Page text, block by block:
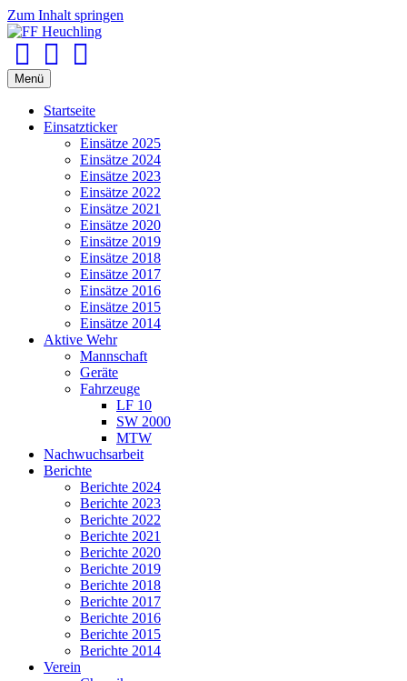
Zum Inhalt springen
Menü
Startseite
Einsatzticker
Einsätze 2025
Einsätze 2024
Einsätze 2023
Einsätze 2022
Einsätze 2021
Einsätze 2020
Einsätze 2019
Einsätze 2018
Einsätze 2017
Einsätze 2016
Einsätze 2015
Einsätze 2014
Aktive Wehr
Mannschaft
Geräte
Fahrzeuge
LF 10
SW 2000
MTW
Nachwuchsarbeit
Berichte
Berichte 2024
Berichte 2023
Berichte 2022
Berichte 2021
Berichte 2020
Berichte 2019
Berichte 2018
Berichte 2017
Berichte 2016
Berichte 2015
Berichte 2014
Verein